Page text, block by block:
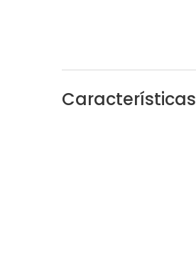
Características